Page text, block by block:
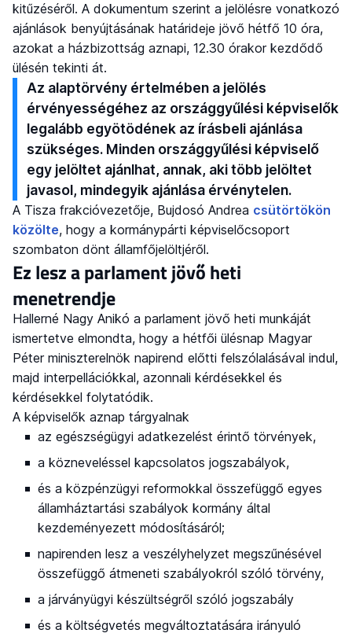
kitűzéséről. A dokumentum szerint a jelölésre vonatkozó
ajánlások benyújtásának határideje jövő hétfő 10 óra,
azokat a házbizottság aznapi, 12.30 órakor kezdődő
ülésén tekinti át.
Az alaptörvény értelmében a jelölés
érvényességéhez az országgyűlési képviselők
legalább egyötödének az írásbeli ajánlása
szükséges. Minden országgyűlési képviselő
egy jelöltet ajánlhat, annak, aki több jelöltet
javasol, mindegyik ajánlása érvénytelen.
A Tisza frakcióvezetője, Bujdosó Andrea csütörtökön
közölte, hogy a kormánypárti képviselőcsoport
szombaton dönt államfőjelöltjéről.
Ez lesz a parlament jövő heti
menetrendje
Hallerné Nagy Anikó a parlament jövő heti munkáját
ismertetve elmondta, hogy a hétfői ülésnap Magyar
Péter miniszterelnök napirend előtti felszólalásával indul,
majd interpellációkkal, azonnali kérdésekkel és
kérdésekkel folytatódik.
A képviselők aznap tárgyalnak
az egészségügyi adatkezelést érintő törvények,
a közneveléssel kapcsolatos jogszabályok,
és a közpénzügyi reformokkal összefüggő egyes
államháztartási szabályok kormány által
kezdeményezett módosításáról;
napirenden lesz a veszélyhelyzet megszűnésével
összefüggő átmeneti szabályokról szóló törvény,
a járványügyi készültségről szóló jogszabály
és a költségvetés megváltoztatására irányuló